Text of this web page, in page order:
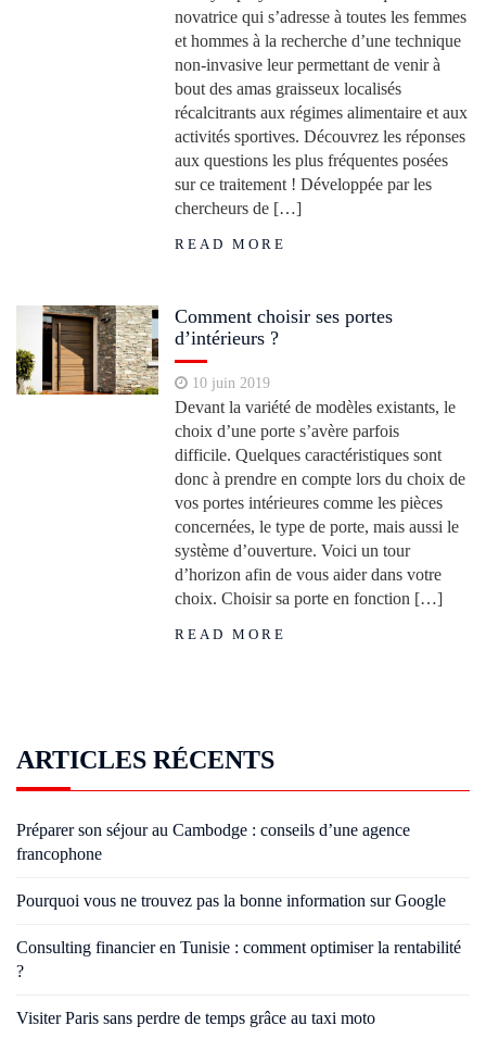
novatrice qui s’adresse à toutes les femmes
et hommes à la recherche d’une technique
non-invasive leur permettant de venir à
bout des amas graisseux localisés
récalcitrants aux régimes alimentaire et aux
activités sportives. Découvrez les réponses
aux questions les plus fréquentes posées
sur ce traitement ! Développée par les
chercheurs de […]
READ MORE
Comment choisir ses portes
d’intérieurs ?
10 juin 2019
Devant la variété de modèles existants, le
choix d’une porte s’avère parfois
difficile. Quelques caractéristiques sont
donc à prendre en compte lors du choix de
vos portes intérieures comme les pièces
concernées, le type de porte, mais aussi le
système d’ouverture. Voici un tour
d’horizon afin de vous aider dans votre
choix. Choisir sa porte en fonction […]
READ MORE
ARTICLES RÉCENTS
Préparer son séjour au Cambodge : conseils d’une agence
francophone
Pourquoi vous ne trouvez pas la bonne information sur Google
Consulting financier en Tunisie : comment optimiser la rentabilité
?
Visiter Paris sans perdre de temps grâce au taxi moto